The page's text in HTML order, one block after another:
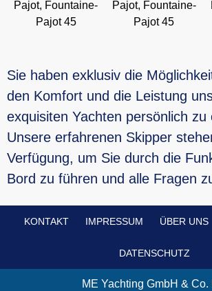
Sie haben exklusiv die
den Komfort und die Leistung
exquisiten Yachten persönlich zu
Unsere erfahrenen Skipper
Verfügung, um Sie durch die
Bord zu führen und alle Fragen
KONTAKT IMPRESSUM ÜBER UNS
DATENSCHUTZ
ME Yachting GmbH & Co.